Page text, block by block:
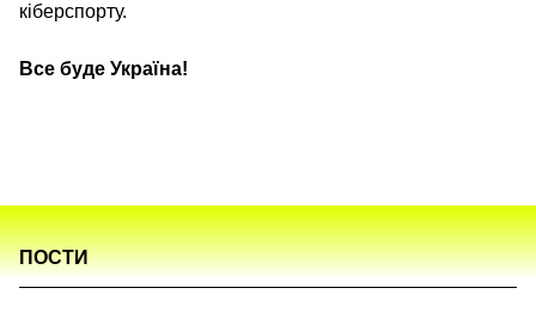
кіберспорту.
Все буде Україна!
ПОСТИ